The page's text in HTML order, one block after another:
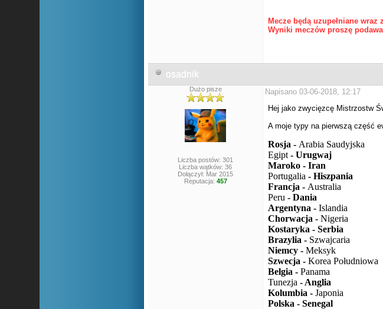
Mecze będą uzupełniane
Wyniki meczów proszę
osadnik
Dużo pisze
Liczba postów: 301
Liczba wątków: 36
Dołączył: Mar 2015
Reputacja: 457
Napisano 03-06-2018, 12:17
Hej jako zwycięzcę Mistrzostw
A moje typy na pierwszą część
Rosja - Arabia
Egipt - Urugwaj
Maroko -
Portugalia -
Francja -
Peru - Dania
Argentyna -Islandia
Chorwacja -Nigeria
Kostaryka -
Brazylia - Szwajcaria
Niemcy -Meksyk
Szwecja -Korea Południowa
Belgia -Panama
Tunezja -
Kolumbia -
Polska -